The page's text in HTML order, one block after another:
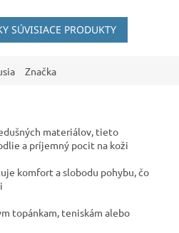
SÚVISIACE PRODUKTY
Značka
materiálov, tieto
a príjemný pocit na koži
komfort a slobodu pohybu, čo
topánkam, teniskám alebo